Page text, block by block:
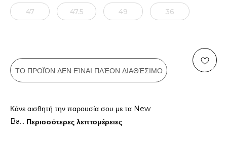
47 47.5 49 36
ΤΟ ΠΡΟΪΌΝ ΔΕΝ ΕΊΝΑΙ ΠΛΈΟΝ ΔΙΑΘΈΣΙΜΟ
Κάνε αισθητή την παρουσία σου με τα New
Ba... Περισσότερες λεπτομέρειες